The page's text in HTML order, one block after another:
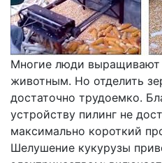
Многие люди выращивают
животным. Но отделить
достаточно трудоемко.
устройству пилинг не
максимально короткий
Шелушение кукурузы